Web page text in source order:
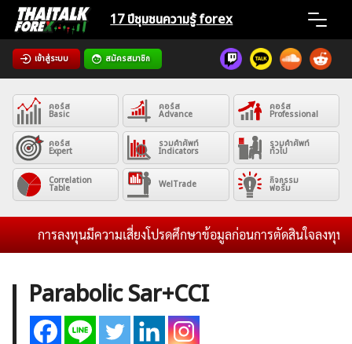
Skip
content
17 ปีชุมชนความรู้ forex
เข้าสู่ระบบ สมัครสมาชิก
Home
News
Articles
VPS Register
ค้นหา
สำหรับ:
คอร์ส
Basic
คอร์ส
Advance
คอร์ส
Professional
คอร์ส
Expert
รวมคำศัพท์
Indicators
รวมคำศัพท์
ทั่วไป
Correlation
Table WelTrade กิจกรรม
ฟอรั่ม
การลงทุนมีความเสี่ยงโปรดศึกษาข้อมูลก่อนการตัดสินใจลงทุน แ
Parabolic Sar+CCI